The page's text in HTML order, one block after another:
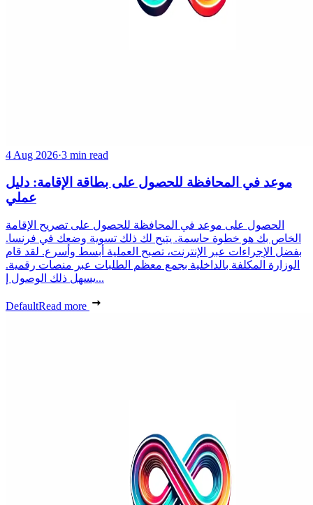
4 Aug 2026·3 min read
موعد في المحافظة للحصول على بطاقة الإقامة: دليل
عملي
الحصول على موعد في المحافظة للحصول على تصريح الإقامة
الخاص بك هو خطوة حاسمة. يتيح لك ذلك تسوية وضعك في فرنسا.
بفضل الإجراءات عبر الإنترنت، تصبح العملية أبسط وأسرع. لقد قام
الوزارة المكلفة بالداخلية بجمع معظم الطلبات عبر منصات رقمية.
يسهل ذلك الوصول إ...
DefaultRead more